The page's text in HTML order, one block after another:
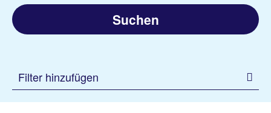
Suchen
Filter hinzufügen